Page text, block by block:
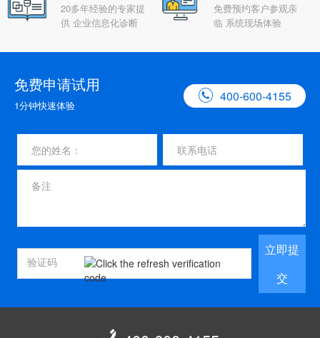
20多年经验的专家提
供 企业信息化诊断
免费预约客户参观亲
临 系统现场体验
免费申请试用
1分钟快速体验
 400-600-4155
立即提
交